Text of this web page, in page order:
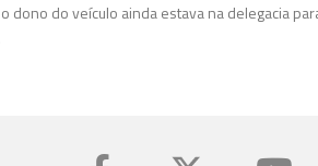
dono do veículo ainda estava na delegacia